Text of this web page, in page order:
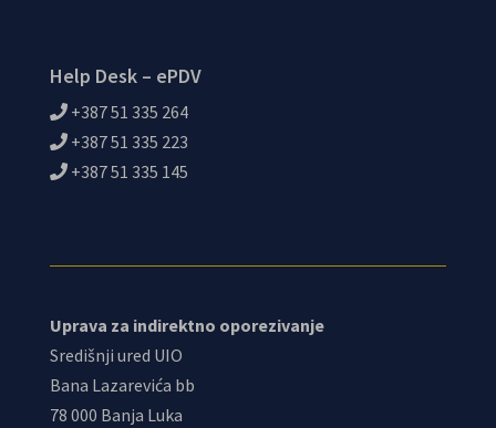
Help Desk – ePDV
+387 51 335 264
+387 51 335 223
+387 51 335 145
Uprava za indirektno oporezivanje
Središnji ured UIO
Bana Lazarevića bb
78 000 Banja Luka